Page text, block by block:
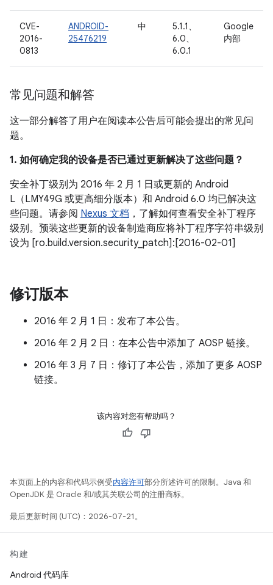
CVE-
2016-
0813
ANDROID-
25476219
中
5.1.1、
6.0、
6.0.1
Google
内部
常见问题和解答
这一部分解答了用户在阅读本公告后可能会提出的常见问
题。
1. 如何确定我的设备是否已通过更新解决了这些问题？
安全补丁级别为 2016 年 2 月 1 日或更新的 Android
L（LMY49G 或更高细分版本）和 Android 6.0 均已解决这
些问题。请参阅 Nexus 文档 ，了解如何查看安全补丁程序
级别。预装这些更新的设备制造商应将补丁程序字符串级别
设为 [ro.build.version.security_patch]:[2016-02-01]
修订版本
2016 年 2 月 1 日：发布了本公告。
2016 年 2 月 2 日：在本公告中添加了 AOSP 链接。
2016 年 3 月 7 日：修订了本公告，添加了更多 AOSP
链接。
该内容对您有帮助吗？
本页面上的内容和代码示例受内容许可部分所述许可的限制。Java 和
OpenJDK 是 Oracle 和/或其关联公司的注册商标。
最后更新时间 (UTC)：2026-07-21。
构建
Android 代码库